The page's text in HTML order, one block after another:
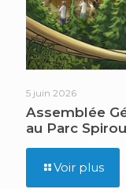
5 juin 2026
Assemblée
au Parc
Voir plus